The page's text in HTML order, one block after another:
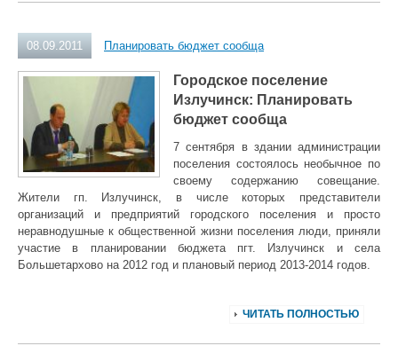
08.09.2011 Планировать бюджет сообща
Городское поселение
Излучинск: Планировать
бюджет сообща
7 сентября в здании администрации
поселения состоялось необычное по
своему содержанию совещание.
Жители гп. Излучинск, в числе которых представители
организаций и предприятий городского поселения и просто
неравнодушные к общественной жизни поселения люди, приняли
участие в планировании бюджета пгт. Излучинск и села
Большетархово на 2012 год и плановый период 2013-2014 годов.
ЧИТАТЬ ПОЛНОСТЬЮ